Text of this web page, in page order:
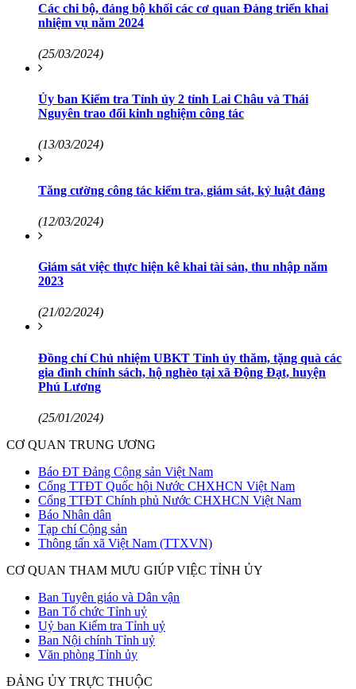
Các chi bộ, đảng bộ khối các cơ quan Đảng triển khai
nhiệm vụ năm 2024
(25/03/2024)
Ủy ban Kiểm tra Tỉnh ủy 2 tỉnh Lai Châu và Thái
Nguyên trao đổi kinh nghiệm công tác
(13/03/2024)
Tăng cường công tác kiểm tra, giám sát, kỷ luật đảng
(12/03/2024)
Giám sát việc thực hiện kê khai tài sản, thu nhập năm
2023
(21/02/2024)
Đồng chí Chủ nhiệm UBKT Tỉnh ủy thăm, tặng quà các
gia đình chính sách, hộ nghèo tại xã Động Đạt, huyện
Phú Lương
(25/01/2024)
CƠ QUAN TRUNG ƯƠNG
Báo ĐT Đảng Cộng sản Việt Nam
Cổng TTĐT Quốc hội Nước CHXHCN Việt Nam
Cổng TTĐT Chính phủ Nước CHXHCN Việt Nam
Báo Nhân dân
Tạp chí Cộng sản
Thông tấn xã Việt Nam (TTXVN)
CƠ QUAN THAM MƯU GIÚP VIỆC TỈNH ỦY
Ban Tuyên giáo và Dân vận
Ban Tổ chức Tỉnh uỷ
Uỷ ban Kiểm tra Tỉnh uỷ
Ban Nội chính Tỉnh uỷ
Văn phòng Tỉnh ủy
ĐẢNG ỦY TRỰC THUỘC